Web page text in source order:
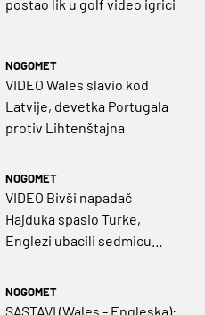
postao lik u golf video igrici
NOGOMET
VIDEO Wales slavio kod
Latvije, devetka Portugala
protiv Lihtenštajna
NOGOMET
VIDEO Bivši napadač
Hajduka spasio Turke,
Englezi ubacili sedmicu
NOGOMET
SASTAVI (Wales - Engleska):